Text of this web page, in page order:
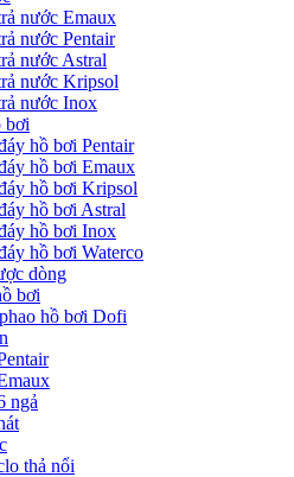
nước Emaux
nước Pentair
nước Astral
nước Kripsol
nước Inox
bơi
hồ bơi Pentair
hồ bơi Emaux
hồ bơi Kripsol
hồ bơi Astral
hồ bơi Inox
hồ bơi Waterco
dòng
bơi
hồ bơi Dofi
ngả
thả nổi